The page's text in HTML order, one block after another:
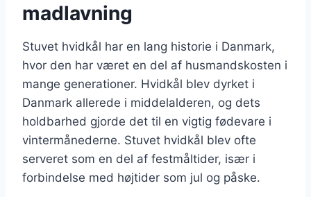
madlavning
Stuvet hvidkål har en lang historie i Danmark,
hvor den har været en del af husmandskosten i
mange generationer. Hvidkål blev dyrket i
Danmark allerede i middelalderen, og dets
holdbarhed gjorde det til en vigtig fødevare i
vintermånederne. Stuvet hvidkål blev ofte
serveret som en del af festmåltider, især i
forbindelse med højtider som jul og påske.